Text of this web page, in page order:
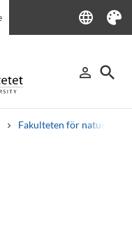
language
Language
Tema
person_outline
Logga in
search
Sök
Fakulteten för